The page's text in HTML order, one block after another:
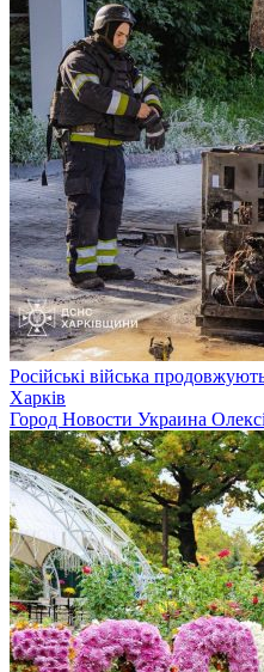
Російські війська
Харків
Город Новости Украина